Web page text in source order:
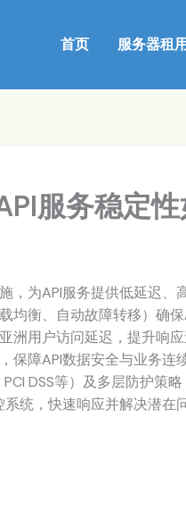
首页 服务器租用
服务稳定
，为API服务提供低延迟、
均衡、自动故障转移）确
洲用户访问延迟，提升响
保障API数据安全与业务连
DSS等）及多层防护策
统，快速响应并解决潜在